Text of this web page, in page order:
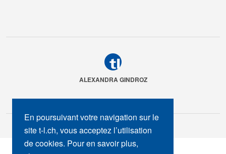
ALEXANDRA GINDROZ
En poursuivant votre navigation sur le
site t-l.ch, vous acceptez l’utilisation
de cookies. Pour en savoir plus,